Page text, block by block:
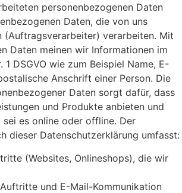
personenbezogenen Daten
Daten, die von uns
(Auftragsverarbeiter) verarbeiten. Mit
Daten meinen wir Informationen im
1 DSGVO wie zum Beispiel Name, E-
Anschrift einer Person. Die
Daten sorgt dafür, dass
und Produkte anbieten und
sei es online oder offline. Der
dieser Datenschutzerklärung umfasst:
(Websites, Onlineshops), die wir
und E-Mail-Kommunikation